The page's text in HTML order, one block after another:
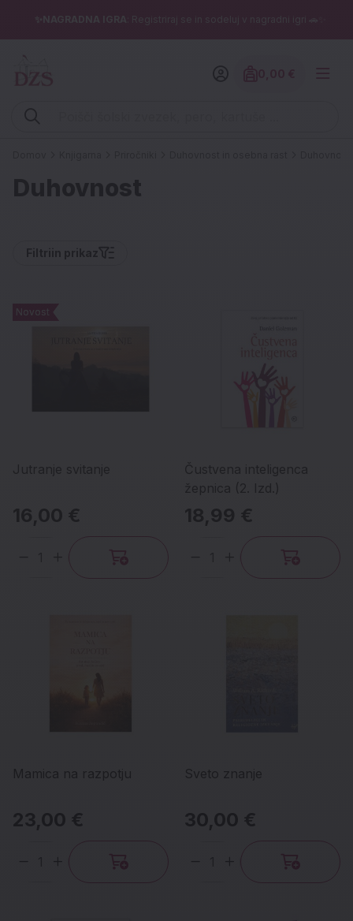
✨NAGRADNA IGRA : Registriraj se in sodeluj v nagradni igri 🚗✨
Vpišite iskalni niz (šolski zvezek, pero, kartuše ...)
Znesek
Duhovnost
Filtriin prikaz
Novost
Jutranje svitanje
Novost
16,00 €
Čustvena inteligenca
žepnica (2. Izd.)
18,99 €
Mamica na razpotju
23,00 €
Količina
Sveto znanje
30,00 €
Količina